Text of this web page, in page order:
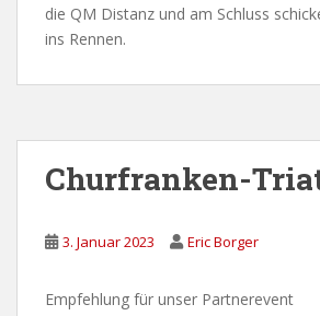
die QM Distanz und am Schluss
ins Rennen.
Churfranken-
3. Januar 2023 Eric Borger
Empfehlung für unser Partnerevent